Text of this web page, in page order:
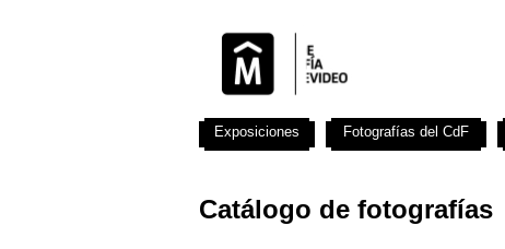
Catálogo de fotografías
Exposiciones Fotografías del CdF